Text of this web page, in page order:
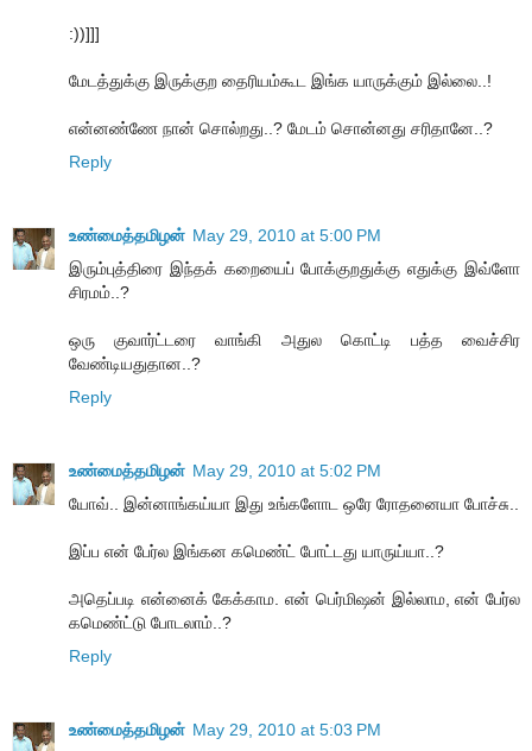
:))]]]
மேடத்துக்கு இருக்குற தைரியம்கூட இங்க யாருக்கும் இல்லை..!
என்னண்ணே நான் சொல்றது..? மேடம் சொன்னது சரிதானே..?
Reply
உண்மைத்தமிழன் May 29, 2010 at 5:00 PM
இரும்புத்திரை இந்தக் கறையைப் போக்குறதுக்கு எதுக்கு இவ்ளோ
சிரமம்..?
ஒரு குவார்ட்டரை வாங்கி அதுல கொட்டி பத்த வைச்சிர
வேண்டியதுதான..?
Reply
உண்மைத்தமிழன் May 29, 2010 at 5:02 PM
யோவ்.. இன்னாங்கய்யா இது உங்களோட ஒரே ரோதனையா போச்சு..
இப்ப என் பேர்ல இங்கன கமெண்ட் போட்டது யாருய்யா..?
அதெப்படி என்னைக் கேக்காம. என் பெர்மிஷன் இல்லாம, என் பேர்ல
கமெண்ட்டு போடலாம்..?
Reply
உண்மைத்தமிழன் May 29, 2010 at 5:03 PM